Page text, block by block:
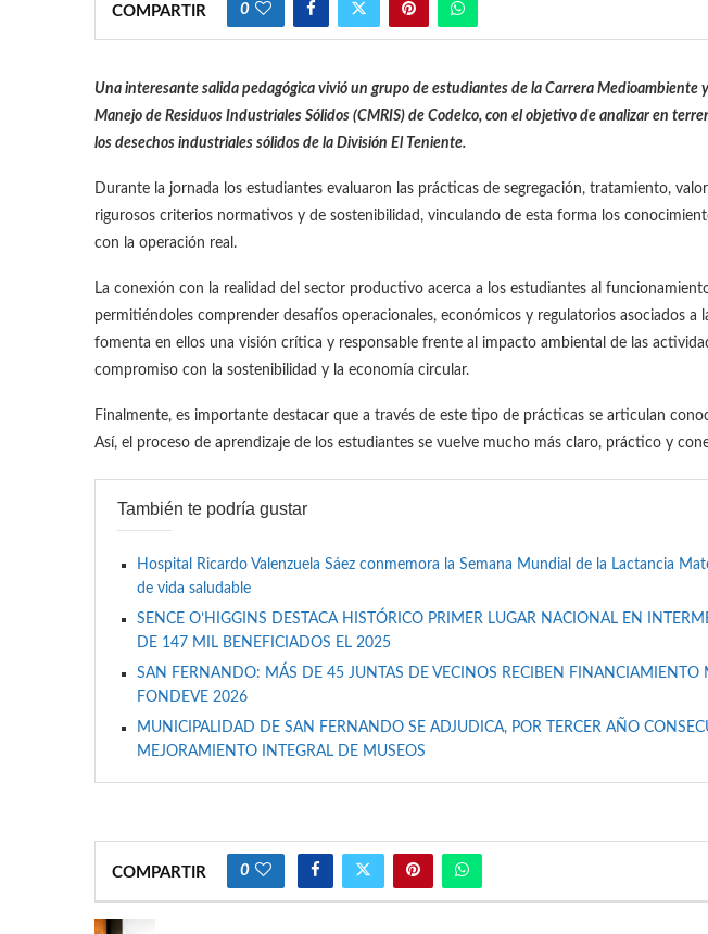
COMPARTIR 0
Una interesante salida pedagógica vivió un grupo de estudiantes de la Carrera Medioambiente
Manejo de Residuos Industriales Sólidos (CMRIS) de Codelco, con el objetivo de analizar en
los desechos industriales sólidos de la División El Teniente.
Durante la jornada los estudiantes evaluaron las prácticas de segregación, tratamiento,
rigurosos criterios normativos y de sostenibilidad, vinculando de esta forma los
con la operación real.
La conexión con la realidad del sector productivo acerca a los estudiantes al
permitiéndoles comprender desafíos operacionales, económicos y regulatorios asociados a
fomenta en ellos una visión crítica y responsable frente al impacto ambiental de las
compromiso con la sostenibilidad y la economía circular.
Finalmente, es importante destacar que a través de este tipo de prácticas se articulan
Así, el proceso de aprendizaje de los estudiantes se vuelve mucho más claro, práctico y
También te podría gustar
Hospital Ricardo Valenzuela Sáez conmemora la Semana Mundial de la Lactancia
de vida saludable
SENCE O’HIGGINS DESTACA HISTÓRICO PRIMER LUGAR NACIONAL EN
DE 147 MIL BENEFICIADOS EL 2025
SAN FERNANDO: MÁS DE 45 JUNTAS DE VECINOS RECIBEN FINANCIAMIENTO
FONDEVE 2026
MUNICIPALIDAD DE SAN FERNANDO SE ADJUDICA, POR TERCER AÑO
MEJORAMIENTO INTEGRAL DE MUSEOS
COMPARTIR 0